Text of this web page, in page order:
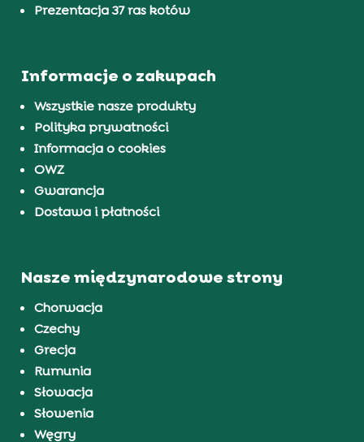
Prezentacja 37 ras kotów
Informacje o zakupach
Wszystkie nasze produkty
Polityka prywatności
Informacja o cookies
OWZ
Gwarancja
Dostawa i płatności
Nasze międzynarodowe strony
Chorwacja
Czechy
Grecja
Rumunia
Słowacja
Słowenia
Węgry